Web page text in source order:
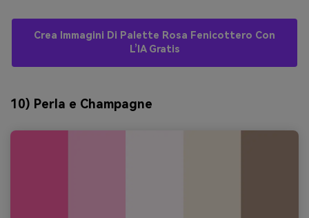
Crea Immagini Di Palette Rosa Fenicottero Con
L’IA Gratis
10) Perla e Champagne